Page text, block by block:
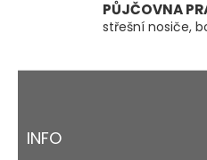
s
PŮJČOVNA
střešní nosiče,
Z
aINFO